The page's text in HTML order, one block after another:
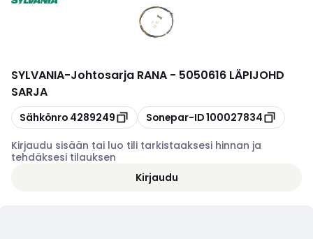
SYLVANIA-Johtosarja RANA - 5050616 LÄPIJOHD
SARJA
Kopioi
Sähkönro 4289249 Kopioi
Sonepar-ID100027834
Kirjaudu sisään tai luo tili tarkistaaksesi hinnan ja
tehdäksesi tilauksen
Kirjaudu